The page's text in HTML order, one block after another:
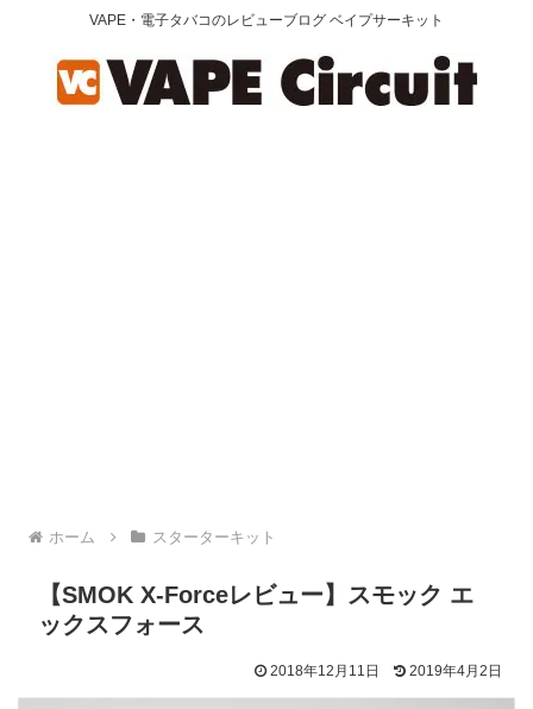
VAPE・電子タバコのレビューブログ ベイプサーキット
ホーム スターターキット
【SMOK X-Forceレビュー】スモック エ
ックスフォース
2018年12月11日 2019年4月2日